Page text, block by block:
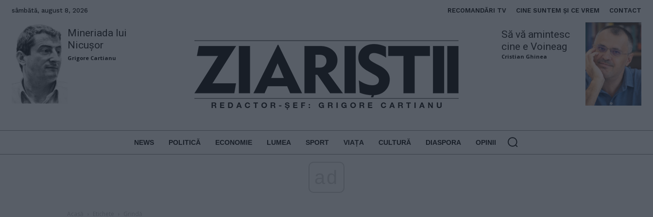
sâmbătă, august 8, 2026 RECOMANDĂRI TV CINE SUNTEM ȘI CE VREM CONTACT
Mineriada lui
Nicușor
Grigore Cartianu
Să vă amintesc
cine e Voineag
Cristian Ghinea
NEWS POLITICĂ ECONOMIE LUMEA SPORT VIAȚA CULTURĂ DIASPORA OPINII